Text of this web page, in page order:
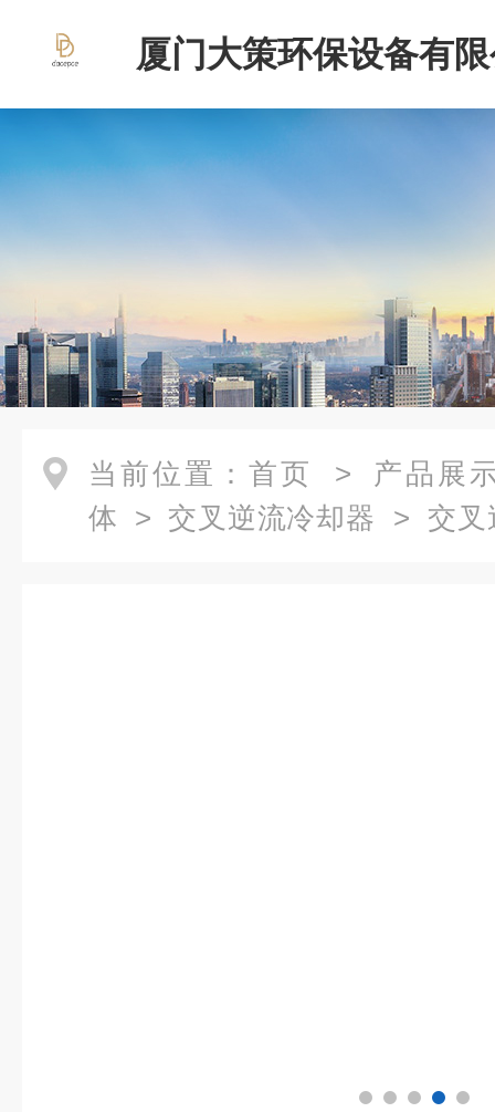
厦门大策环保设备有
当前位置： 首页 > 产品展
体 > 交叉逆流冷却器 > 交叉